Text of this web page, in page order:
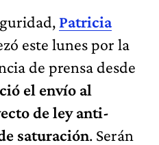
Patricia
este lunes por la
de prensa desde
el envío al
de ley anti-
saturación. Serán